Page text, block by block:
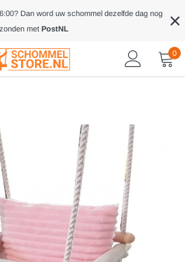
Dan word uw schommel dezelfde dag nog
met PostNL ×
0